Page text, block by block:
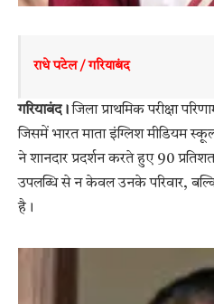
राधे पटेल / गरियाबंद
गरियाबंद।जिला प्राथमिक परीक्षा
जिसमें भारत माता इंग्लिश मीडियम
ने शानदार प्रदर्शन करते हुए 90
उपलब्धि से न केवल उनके परिवार,
है।